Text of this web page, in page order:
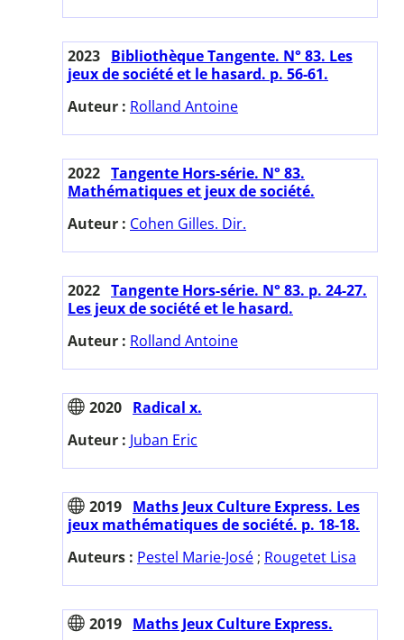
2023 Bibliothèque Tangente. N° 83. Les
jeux de société et le hasard. p. 56-61.
Auteur : Rolland Antoine
2022 Tangente Hors-série. N° 83.
Mathématiques et jeux de société.
Auteur : Cohen Gilles. Dir.
2022 Tangente Hors-série. N° 83. p. 24-27.
Les jeux de société et le hasard.
Auteur : Rolland Antoine
2020 Radical x.
Auteur : Juban Eric
2019 Maths Jeux Culture Express. Les
jeux mathématiques de société. p. 18-18.
Auteurs : Pestel Marie-José ; Rougetet Lisa
2019 Maths Jeux Culture Express.